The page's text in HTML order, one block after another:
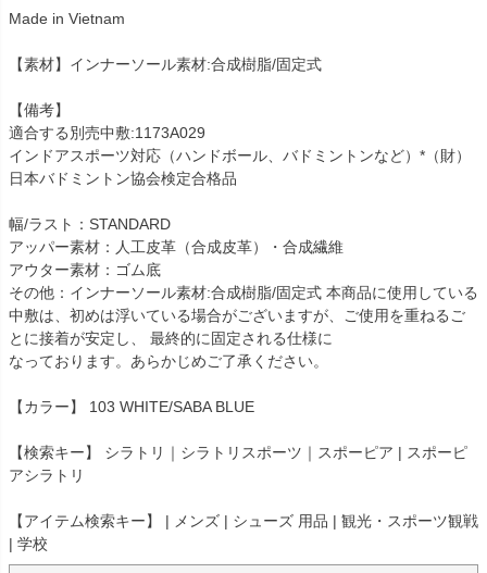
Made in Vietnam
【素材】インナーソール素材:合成樹脂/固定式
【備考】
適合する別売中敷:1173A029
インドアスポーツ対応（ハンドボール、バドミントンなど）*（財）
日本バドミントン協会検定合格品
幅/ラスト：STANDARD
アッパー素材：人工皮革（合成皮革）・合成繊維
アウター素材：ゴム底
その他：インナーソール素材:合成樹脂/固定式 本商品に使用している
中敷は、初めは浮いている場合がございますが、ご使用を重ねるご
とに接着が安定し、 最終的に固定される仕様に
なっております。あらかじめご了承ください。
【カラー】 103 WHITE/SABA BLUE
【検索キー】 シラトリ｜シラトリスポーツ｜スポーピア | スポーピ
アシラトリ
【アイテム検索キー】 | メンズ | シューズ 用品 | 観光・スポーツ観戦
| 学校